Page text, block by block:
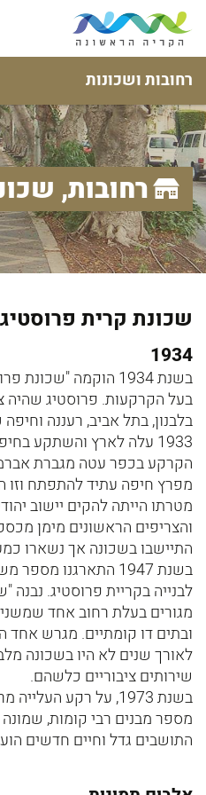
רחובות ושכונות
רחובות,
שכונת קרית פרוסטיג
1934
בשנת 1934 הוקמה
בעל הקרקעות. פרוסטיג שהיה
בלבנון, בתל אביב, רעננה
הקרקע בכפר עטה מגברת
מפרץ חיפה עתיד להתפתח וזו
מטרתו הייתה להקים יישוב
והצריפים הראשונים מימן
התיישבו בשכונה אך נשארו
בשנת 1947 התארגנו
לבנייה בקריית פרוסטיג. נבנה
מגורים בעלת רחוב אחד
ובתים דו קומתיים. מגרש אחד
לאורך שנים לא היו בשכונה
שירותים ציבוריים כלשהם.
בשנת 1973, על רקע
מספר מבנים רבי קומות,
התושבים גדל וחיים חדשים